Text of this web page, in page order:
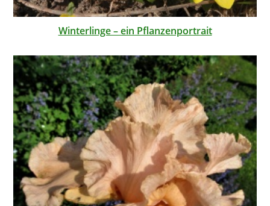
Winterlinge – ein Pflanzenportrait